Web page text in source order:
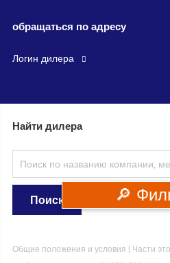
🔎
Найти дилера
Общие положения и условия | Части
обращаться по адресу
логин дилера